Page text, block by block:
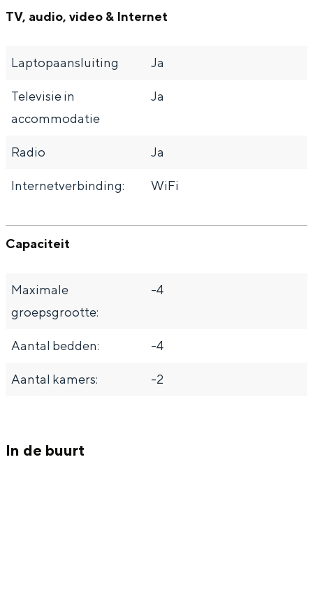
TV, audio, video & Internet
Laptopaansluiting Ja
Televisie in
accommodatie
Ja
Radio Ja
Internetverbinding: WiFi
Capaciteit
Maximale
groepsgrootte:
-4
Aantal bedden: -4
Aantal kamers: -2
In de buurt